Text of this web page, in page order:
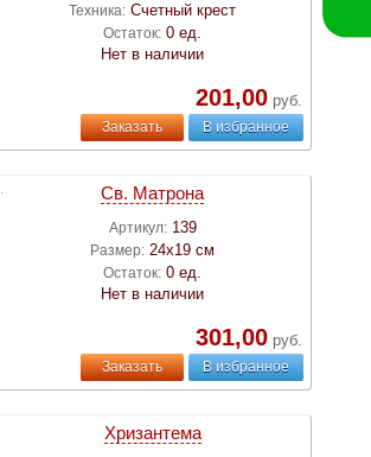
Техника: Счетный крест
Остаток: 0 ед.
Нет в наличии
201,00руб.
Заказать В избранное
Св. Матрона
Артикул: 139
Размер: 24х19 см
Остаток: 0 ед.
Нет в наличии
301,00руб.
Заказать В избранное
Хризантема